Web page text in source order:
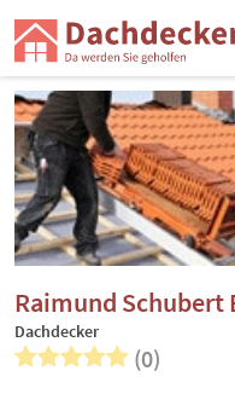
Raimund Schubert
Dachdecker
(0)